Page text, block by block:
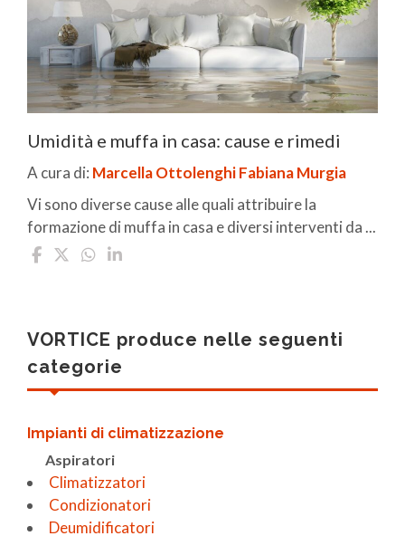
Umidità e muffa in casa: cause e rimedi
A cura di: Marcella OttolenghiFabiana Murgia
Vi sono diverse cause alle quali attribuire la
formazione di muffa in casa e diversi interventi da ...
VORTICE produce nelle seguenti
categorie
Impianti di climatizzazione
Aspiratori
Climatizzatori
Condizionatori
Deumidificatori